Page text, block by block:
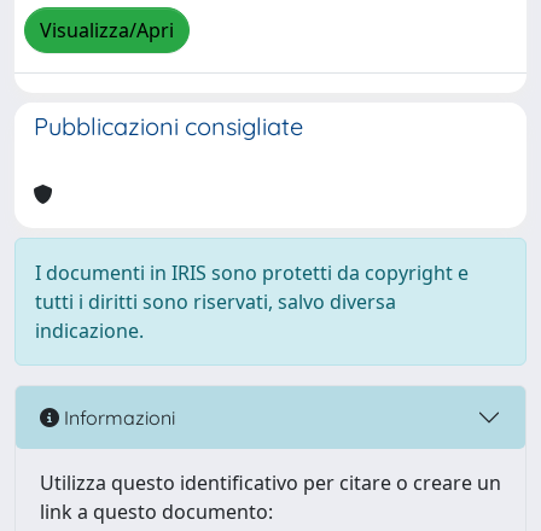
Visualizza/Apri
Pubblicazioni consigliate
I documenti in IRIS sono protetti da copyright e
tutti i diritti sono riservati, salvo diversa
indicazione.
Informazioni
Utilizza questo identificativo per citare o creare un
link a questo documento: